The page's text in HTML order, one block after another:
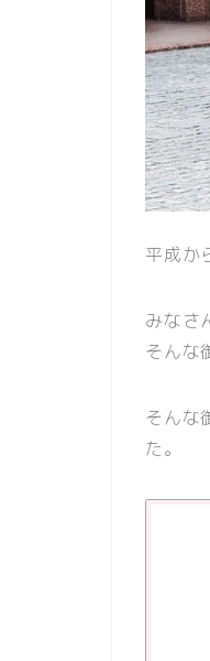
平成か
みなさ
そんな
そんな
た。